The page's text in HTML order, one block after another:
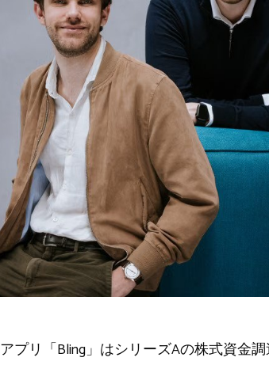
プリ「Bling」はシリーズAの株式資金